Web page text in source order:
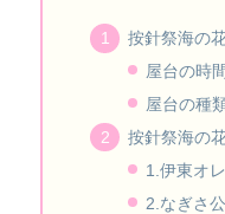
按針祭海の
屋台の時間
屋台の種
按針祭海の
1.伊東オ
2.なぎさ